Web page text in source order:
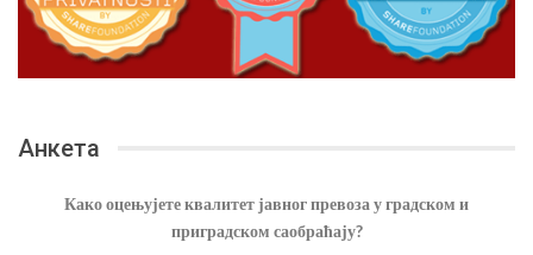
Анкета
Како оцењујете квалитет јавног превоза у градском и
приградском саобраћају?